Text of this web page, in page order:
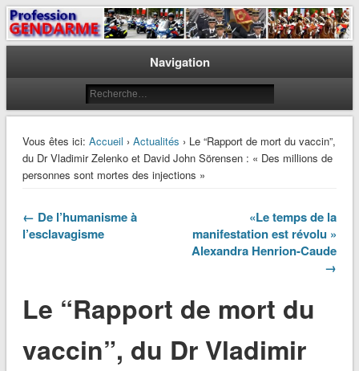
Profession Gendarme
Le journal des gendarmes
Navigation
Vous êtes ici: Accueil › Actualités › Le “Rapport de mort du vaccin”,
du Dr Vladimir Zelenko et David John Sörensen : « Des millions de
personnes sont mortes des injections »
← De l’humanisme à
l’esclavagisme
«Le temps de la
manifestation est révolu »
Alexandra Henrion-Caude
→
Le “Rapport de mort du
vaccin”, du Dr Vladimir